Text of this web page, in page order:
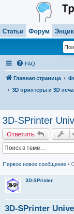
Статьи Форум
FAQ
Главная страница
3D принтеры и 3D
3D-SPrinter
Ответить
Первое новое сообщение•
3D-SPrinter
3D-SPrinter